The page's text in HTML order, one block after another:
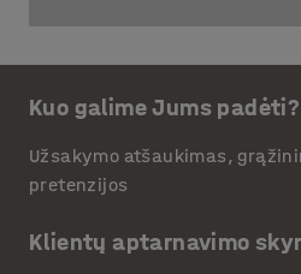
Kuo galime Jums padėti?
Užsakymo atšaukimas,
pretenzijos
Klientų aptarnavimo